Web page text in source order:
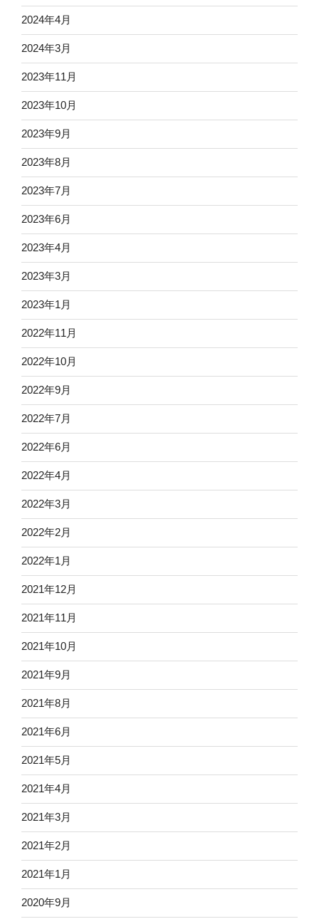
2024年4月
2024年3月
2023年11月
2023年10月
2023年9月
2023年8月
2023年7月
2023年6月
2023年4月
2023年3月
2023年1月
2022年11月
2022年10月
2022年9月
2022年7月
2022年6月
2022年4月
2022年3月
2022年2月
2022年1月
2021年12月
2021年11月
2021年10月
2021年9月
2021年8月
2021年6月
2021年5月
2021年4月
2021年3月
2021年2月
2021年1月
2020年9月